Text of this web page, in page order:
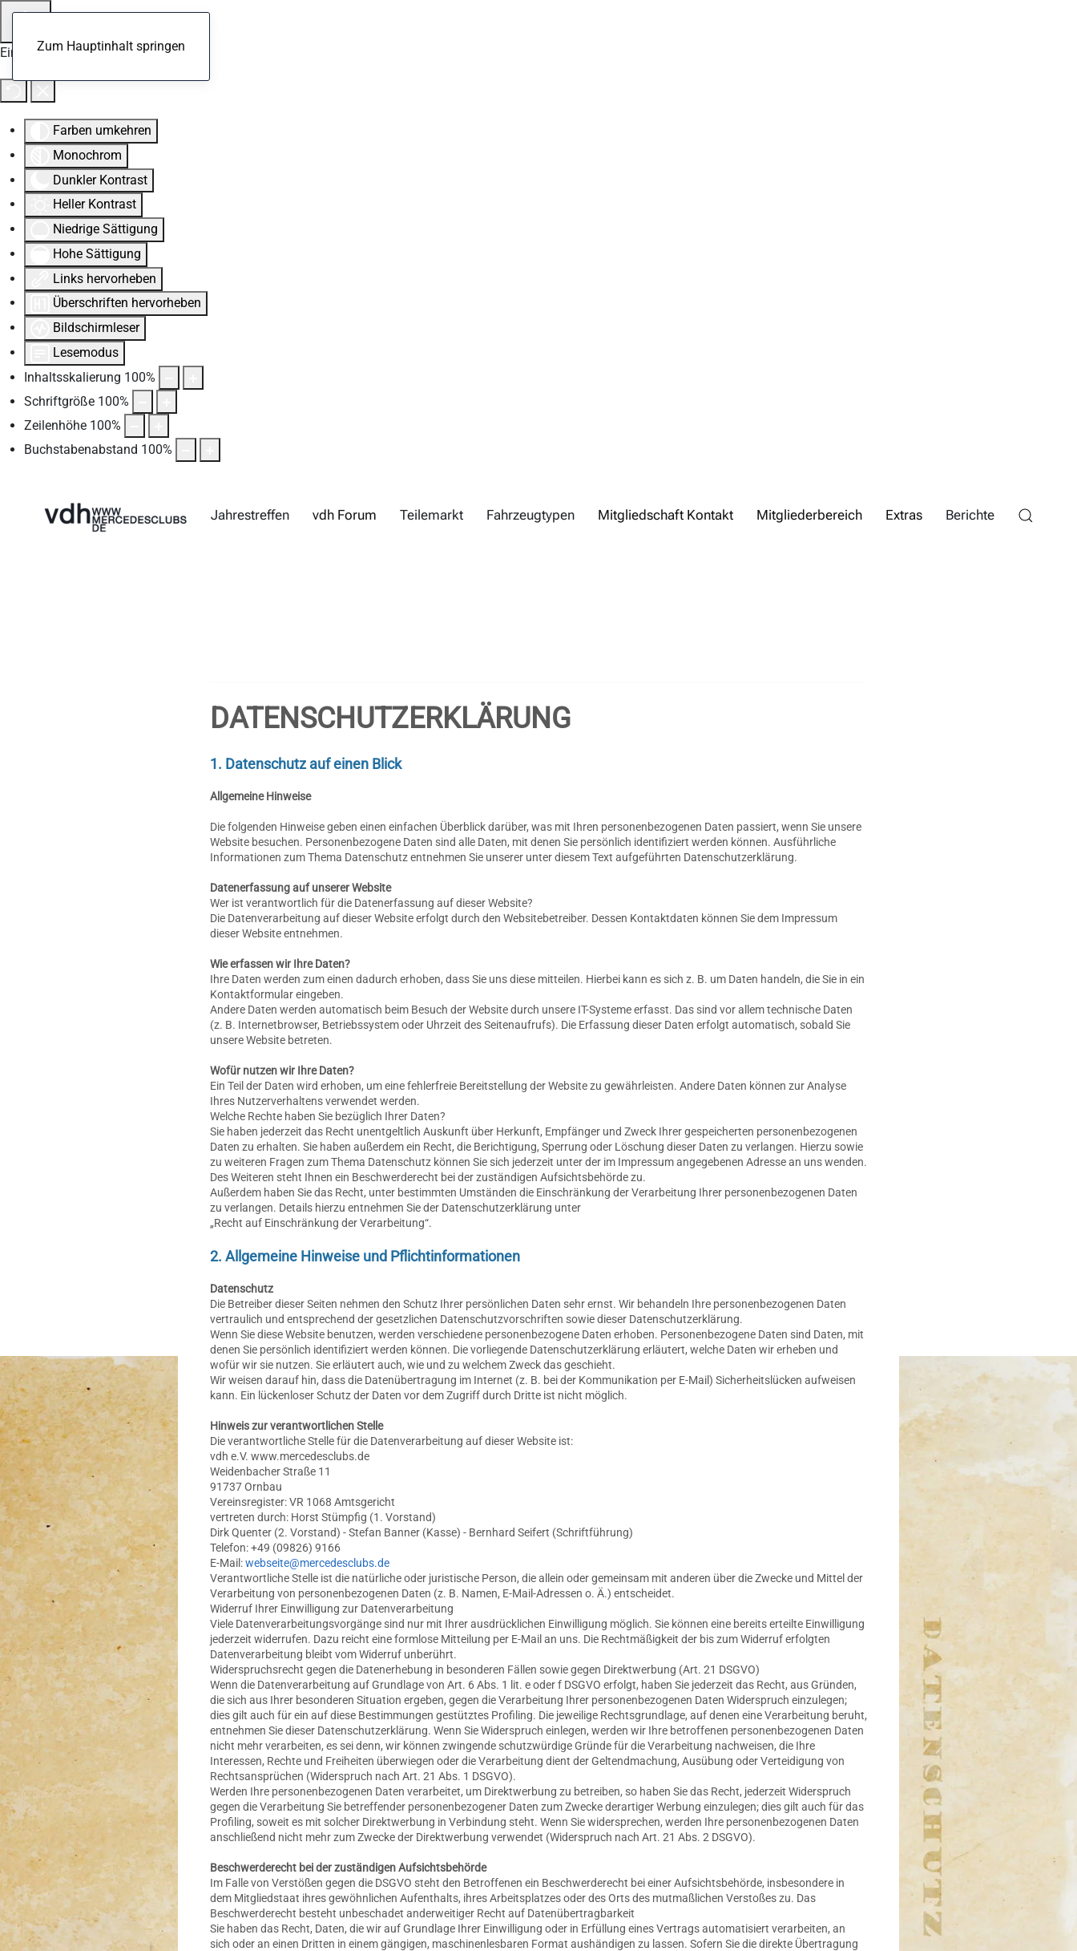
Eingabehilfen öffnen
Farben umkehren
Monochrom
Dunkler Kontrast
Heller Kontrast
Niedrige Sättigung
Hohe Sättigung
Links hervorheben
Überschriften hervorheben
Bildschirmleser
Lesemodus
Inhaltsskalierung 100%
Schriftgröße 100%
Zeilenhöhe 100%
Buchstabenabstand 100%
Zum Hauptinhalt springen
Jahrestreffen vdh Forum Teilemarkt Fahrzeugtypen Mitgliedschaft Kontakt Mitgliederbereich Extras Berichte
DATENSCHUTZERKLÄRUNG
1. Datenschutz auf einen Blick
Allgemeine Hinweise
Die folgenden Hinweise geben einen einfachen Überblick darüber, was mit Ihren personenbezogenen Daten passiert, wenn Sie unsere
Website besuchen. Personenbezogene Daten sind alle Daten, mit denen Sie persönlich identifiziert werden können. Ausführliche
Informationen zum Thema Datenschutz entnehmen Sie unserer unter diesem Text aufgeführten Datenschutzerklärung.
Datenerfassung auf unserer Website
Wer ist verantwortlich für die Datenerfassung auf dieser Website?
Die Datenverarbeitung auf dieser Website erfolgt durch den Websitebetreiber. Dessen Kontaktdaten können Sie dem Impressum
dieser Website entnehmen.
Wie erfassen wir Ihre Daten?
Ihre Daten werden zum einen dadurch erhoben, dass Sie uns diese mitteilen. Hierbei kann es sich z. B. um Daten handeln, die Sie in ein
Kontaktformular eingeben.
Andere Daten werden automatisch beim Besuch der Website durch unsere IT-Systeme erfasst. Das sind vor allem technische Daten
(z. B. Internetbrowser, Betriebssystem oder Uhrzeit des Seitenaufrufs). Die Erfassung dieser Daten erfolgt automatisch, sobald Sie
unsere Website betreten.
Wofür nutzen wir Ihre Daten?
Ein Teil der Daten wird erhoben, um eine fehlerfreie Bereitstellung der Website zu gewährleisten. Andere Daten können zur Analyse
Ihres Nutzerverhaltens verwendet werden.
Welche Rechte haben Sie bezüglich Ihrer Daten?
Sie haben jederzeit das Recht unentgeltlich Auskunft über Herkunft, Empfänger und Zweck Ihrer gespeicherten personenbezogenen
Daten zu erhalten. Sie haben außerdem ein Recht, die Berichtigung, Sperrung oder Löschung dieser Daten zu verlangen. Hierzu sowie
zu weiteren Fragen zum Thema Datenschutz können Sie sich jederzeit unter der im Impressum angegebenen Adresse an uns wenden.
Des Weiteren steht Ihnen ein Beschwerderecht bei der zuständigen Aufsichtsbehörde zu.
Außerdem haben Sie das Recht, unter bestimmten Umständen die Einschränkung der Verarbeitung Ihrer personenbezogenen Daten
zu verlangen. Details hierzu entnehmen Sie der Datenschutzerklärung unter
„Recht auf Einschränkung der Verarbeitung“.
2. Allgemeine Hinweise und Pflichtinformationen
Datenschutz
Die Betreiber dieser Seiten nehmen den Schutz Ihrer persönlichen Daten sehr ernst. Wir behandeln Ihre personenbezogenen Daten
vertraulich und entsprechend der gesetzlichen Datenschutzvorschriften sowie dieser Datenschutzerklärung.
Wenn Sie diese Website benutzen, werden verschiedene personenbezogene Daten erhoben. Personenbezogene Daten sind Daten, mit
denen Sie persönlich identifiziert werden können. Die vorliegende Datenschutzerklärung erläutert, welche Daten wir erheben und
wofür wir sie nutzen. Sie erläutert auch, wie und zu welchem Zweck das geschieht.
Wir weisen darauf hin, dass die Datenübertragung im Internet (z. B. bei der Kommunikation per E-Mail) Sicherheitslücken aufweisen
kann. Ein lückenloser Schutz der Daten vor dem Zugriff durch Dritte ist nicht möglich.
Hinweis zur verantwortlichen Stelle
Die verantwortliche Stelle für die Datenverarbeitung auf dieser Website ist:
vdh e.V. www.mercedesclubs.de
Weidenbacher Straße 11
91737 Ornbau
Vereinsregister: VR 1068 Amtsgericht
vertreten durch: Horst Stümpfig (1. Vorstand)
Dirk Quenter (2. Vorstand) - Stefan Banner (Kasse) - Bernhard Seifert (Schriftführung)
Telefon: +49 (09826) 9166
E-Mail:webseite@mercedesclubs.de
Verantwortliche Stelle ist die natürliche oder juristische Person, die allein oder gemeinsam mit anderen über die Zwecke und Mittel der
Verarbeitung von personenbezogenen Daten (z. B. Namen, E-Mail-Adressen o. Ä.) entscheidet.
Widerruf Ihrer Einwilligung zur Datenverarbeitung
Viele Datenverarbeitungsvorgänge sind nur mit Ihrer ausdrücklichen Einwilligung möglich. Sie können eine bereits erteilte Einwilligung
jederzeit widerrufen. Dazu reicht eine formlose Mitteilung per E-Mail an uns. Die Rechtmäßigkeit der bis zum Widerruf erfolgten
Datenverarbeitung bleibt vom Widerruf unberührt.
Widerspruchsrecht gegen die Datenerhebung in besonderen Fällen sowie gegen Direktwerbung (Art. 21 DSGVO)
Wenn die Datenverarbeitung auf Grundlage von Art. 6 Abs. 1 lit. e oder f DSGVO erfolgt, haben Sie jederzeit das Recht, aus Gründen,
die sich aus Ihrer besonderen Situation ergeben, gegen die Verarbeitung Ihrer personenbezogenen Daten Widerspruch einzulegen;
dies gilt auch für ein auf diese Bestimmungen gestütztes Profiling. Die jeweilige Rechtsgrundlage, auf denen eine Verarbeitung beruht,
entnehmen Sie dieser Datenschutzerklärung. Wenn Sie Widerspruch einlegen, werden wir Ihre betroffenen personenbezogenen Daten
nicht mehr verarbeiten, es sei denn, wir können zwingende schutzwürdige Gründe für die Verarbeitung nachweisen, die Ihre
Interessen, Rechte und Freiheiten überwiegen oder die Verarbeitung dient der Geltendmachung, Ausübung oder Verteidigung von
Rechtsansprüchen (Widerspruch nach Art. 21 Abs. 1 DSGVO).
Werden Ihre personenbezogenen Daten verarbeitet, um Direktwerbung zu betreiben, so haben Sie das Recht, jederzeit Widerspruch
gegen die Verarbeitung Sie betreffender personenbezogener Daten zum Zwecke derartiger Werbung einzulegen; dies gilt auch für das
Profiling, soweit es mit solcher Direktwerbung in Verbindung steht. Wenn Sie widersprechen, werden Ihre personenbezogenen Daten
anschließend nicht mehr zum Zwecke der Direktwerbung verwendet (Widerspruch nach Art. 21 Abs. 2 DSGVO).
Beschwerderecht bei der zuständigen Aufsichtsbehörde
Im Falle von Verstößen gegen die DSGVO steht den Betroffenen ein Beschwerderecht bei einer Aufsichtsbehörde, insbesondere in
dem Mitgliedstaat ihres gewöhnlichen Aufenthalts, ihres Arbeitsplatzes oder des Orts des mutmaßlichen Verstoßes zu. Das
Beschwerderecht besteht unbeschadet anderweitiger Recht auf Datenübertragbarkeit
Sie haben das Recht, Daten, die wir auf Grundlage Ihrer Einwilligung oder in Erfüllung eines Vertrags automatisiert verarbeiten, an
sich oder an einen Dritten in einem gängigen, maschinenlesbaren Format aushändigen zu lassen. Sofern Sie die direkte Übertragung